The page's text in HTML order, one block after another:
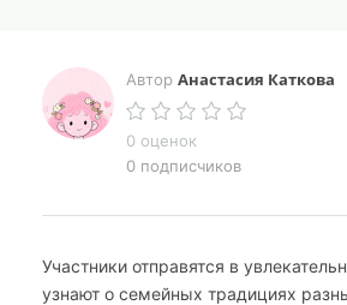
Автор Анастасия Каткова
0 оценок
0 подписчиков
Участники отправятся в
узнают о семейных традициях